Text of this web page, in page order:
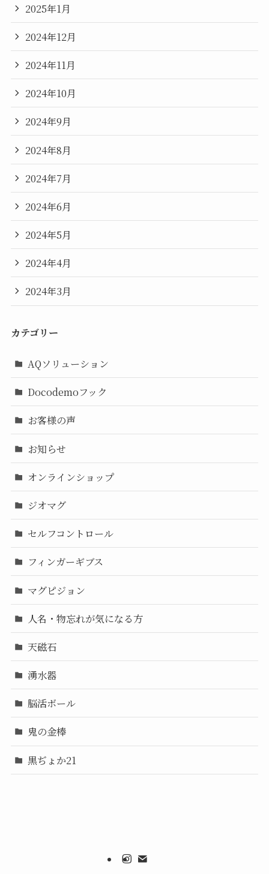
2025年1月
2024年12月
2024年11月
2024年10月
2024年9月
2024年8月
2024年7月
2024年6月
2024年5月
2024年4月
2024年3月
カテゴリー
AQソリューション
Docodemoフック
お客様の声
お知らせ
オンラインショップ
ジオマグ
セルフコントロール
フィンガーギブス
マグピジョン
人名・物忘れが気になる方
天磁石
湧水器
脳活ボール
鬼の金棒
黒ぢょか21